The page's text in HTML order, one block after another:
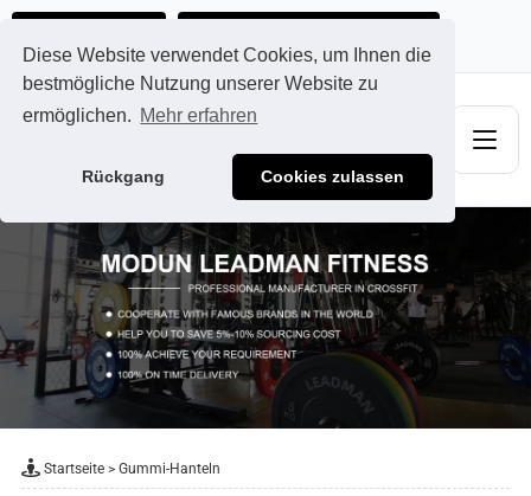
Diese Website verwendet Cookies, um Ihnen die
bestmögliche Nutzung unserer Website zu
ermöglichen. Mehr erfahren
Rückgang Cookies zulassen
Startseite> Gummi-Hanteln